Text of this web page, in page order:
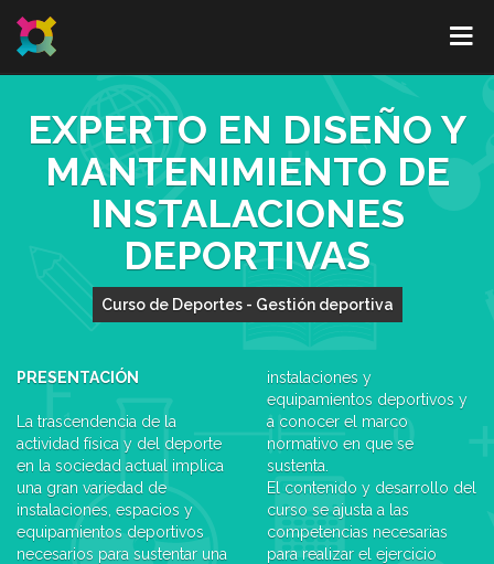
EXPERTO EN DISEÑO Y
MANTENIMIENTO DE
INSTALACIONES
DEPORTIVAS
Curso de Deportes - Gestión deportiva
PRESENTACIÓN
La trascendencia de la
actividad física y del deporte
en la sociedad actual implica
una gran variedad de
instalaciones, espacios y
equipamientos deportivos
necesarios para sustentar una
instalaciones y
equipamientos deportivos y
a conocer el marco
normativo en que se
sustenta.
El contenido y desarrollo del
curso se ajusta a las
competencias necesarias
para realizar el ejercicio